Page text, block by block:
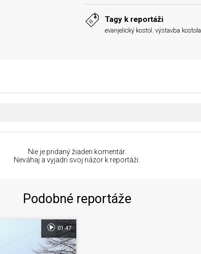
Tagy k reportáži
evanjelický kostol , výstavba kostola
Nie je pridaný žiaden komentár.
Neváhaj a vyjadri svoj názor k reportáži.
Podobné reportáže
01:47